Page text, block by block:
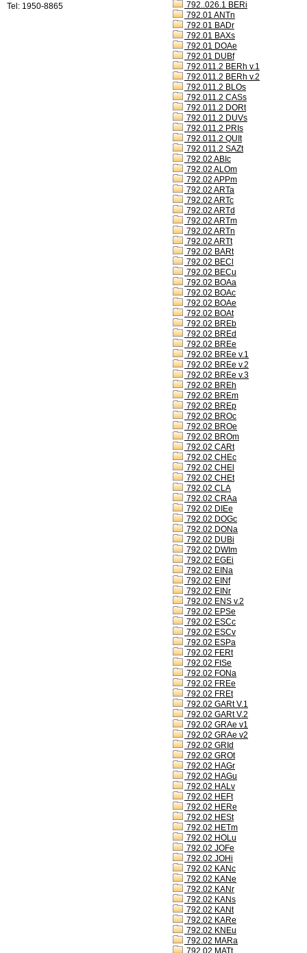
792..026.1 BERi
792.01 ANTn
792.01 BADr
792.01 BAXs
792.01 DOAe
792.01 DUBf
792.011.2 BERh v.1
792.011.2 BERh v.2
792.011.2 BLOs
792.011.2 CASs
792.011.2 DORt
792.011.2 DUVs
792.011.2 PRIs
792.011.2 QUIt
792.011.2 SAZt
792.02 ABIc
792.02 ALOm
792.02 APPm
792.02 ARTa
792.02 ARTc
792.02 ARTd
792.02 ARTm
792.02 ARTn
792.02 ARTt
792.02 BARt
792.02 BECl
792.02 BECu
792.02 BOAa
792.02 BOAc
792.02 BOAe
792.02 BOAt
792.02 BREb
792.02 BREd
792.02 BREe
792.02 BREe v.1
792.02 BREe v.2
792.02 BREe v.3
792.02 BREh
792.02 BREm
792.02 BREp
792.02 BROc
792.02 BROe
792.02 BROm
792.02 CARt
792.02 CHEc
792.02 CHEl
792.02 CHEt
792.02 CLA
792.02 CRAa
792.02 DIEe
792.02 DOGc
792.02 DONa
792.02 DUBi
792.02 DWIm
792.02 EGEi
792.02 EINa
792.02 EINf
792.02 EINr
792.02 ENS v.2
792.02 EPSe
792.02 ESCc
792.02 ESCv
792.02 ESPa
792.02 FERt
792.02 FISe
792.02 FONa
792.02 FREe
792.02 FREt
792.02 GARt V.1
792.02 GARt V.2
792.02 GRAe v1
792.02 GRAe v2
792.02 GRId
792.02 GROt
792.02 HAGr
792.02 HAGu
792.02 HALv
792.02 HEFt
792.02 HERe
792.02 HESt
792.02 HETm
792.02 HOLu
792.02 JOFe
792.02 JOHi
792.02 KANc
792.02 KANe
792.02 KANr
792.02 KANs
792.02 KANt
792.02 KARe
792.02 KNEu
792.02 MARa
792.02 MATt
Tel: 1950-8865